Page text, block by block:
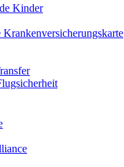
Kinder
Krankenversicherungskarte